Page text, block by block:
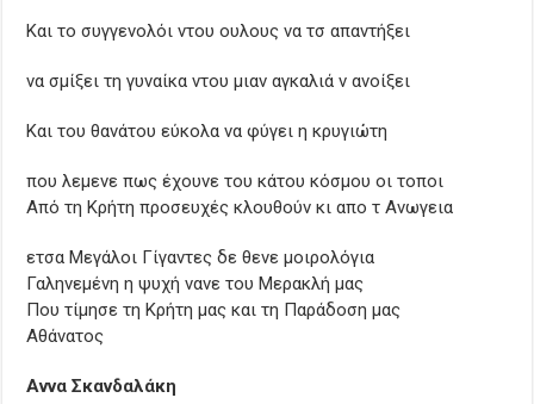
Και το συγγενολόι ντου ουλους να τσ απαντήξει
να σμίξει τη γυναίκα ντου μιαν αγκαλιά ν ανοίξει
Και του θανάτου εύκολα να φύγει η κρυγιώτη
που λεμενε πως έχουνε του κάτου κόσμου οι τοποι
Από τη Κρήτη προσευχές κλουθούν κι απο τ Ανωγεια
ετσα Μεγάλοι Γίγαντες δε θενε μοιρολόγια
Γαληνεμένη η ψυχή νανε του Μερακλή μας
Που τίμησε τη Κρήτη μας και τη Παράδοση μας
Αθάνατος
Αννα Σκανδαλάκη